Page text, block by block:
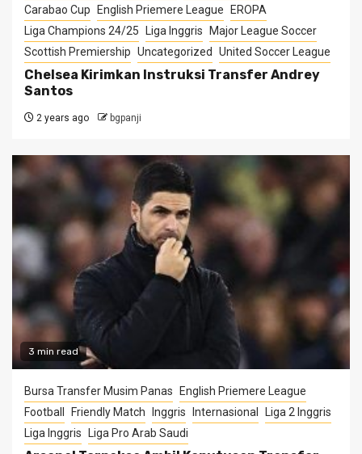
Carabao Cup
English Priemere League
EROPA
Liga Champions 24/25
Liga Inggris
Major League Soccer
Scottish Premiership Uncategorized United Soccer League
Chelsea Kirimkan Instruksi Transfer Andrey
Santos
2 years ago bgpanji
3 min read
Bursa Transfer Musim Panas
English Priemere League
Football
Friendly Match Inggris Internasional
Liga 2 Inggris
Liga Inggris
Liga Pro Arab Saudi